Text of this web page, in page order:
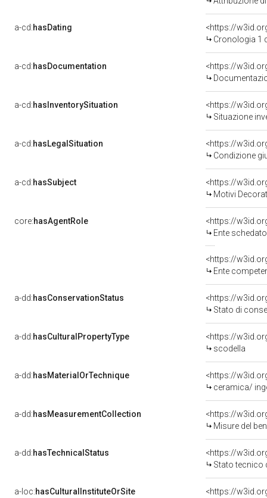
a-cd:hasDating
<https://
Cronologia 1
a-cd:hasDocumentation
a-cd:hasInventorySituation
<https://
Situazione
a-cd:hasLegalSituation
<https://
Condizione
a-cd:hasSubject
<https://
Motivi
core:hasAgentRole
<https://
Ente
<https://
Ente competente per tutela
a-dd:hasConservationStatus
<https://
Stato di
a-dd:hasCulturalPropertyType
scodella
a-dd:hasMaterialOrTechnique
<https://
ceramica/
a-dd:hasMeasurementCollection
<https://
Misure del
a-dd:hasTechnicalStatus
<https://
Stato tecnico
a-loc:hasCulturalInstituteOrSite
<https://